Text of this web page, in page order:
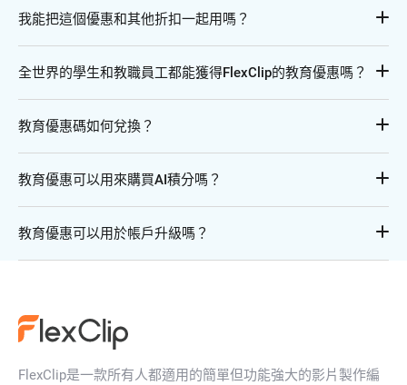
Beans進行驗證，或提交相關證明材料，如有效的學生證、課
程表或其他有效證件。
我能把這個優惠和其他折扣一起用嗎？
效。
全世界的學生和教職員工都能獲得FlexClip的教育優惠嗎？
教育優惠碼如何兌換？
擊「有優惠碼嗎？」並將優惠碼貼到框內。接著點擊「兌
換」->「立即付款」按鈕，您將看到最終結算價格。
教育優惠可以用來購買AI積分嗎？
嗎？」並將優惠碼貼到框內。接著點擊「兌換」->「立即付
款」按鈕，您將看到最終結算價格。
教育優惠可以用於帳戶升級嗎？
FlexClip是一款所有人都適用的簡單但功能強大的影片製作編